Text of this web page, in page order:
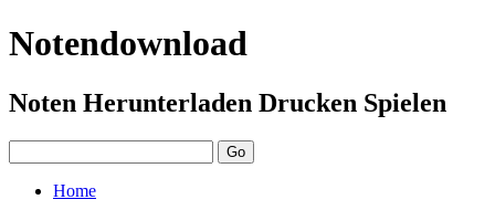
Notendownload
Noten Herunterladen Drucken Spielen
Home